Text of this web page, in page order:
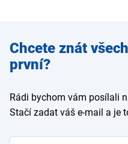
Zadejte
e-mail
Chcete znát
první?
Rádi bychom vám posílali
Stačí zadat váš e-mail a je